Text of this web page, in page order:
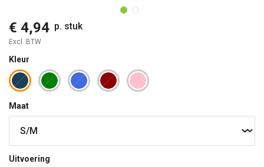
€ 4,94 p. stuk
Excl. BTW
Kleur
Maat
Uitvoering